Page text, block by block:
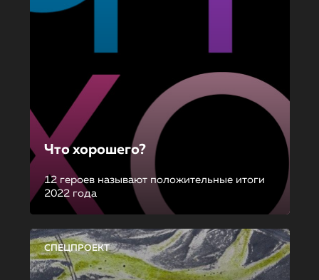
Что хорошего?
12 героев называют положительные итоги
2022 года
СПЕЦПРОЕКТ